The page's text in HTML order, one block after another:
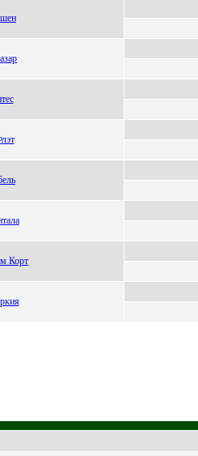
Коpт